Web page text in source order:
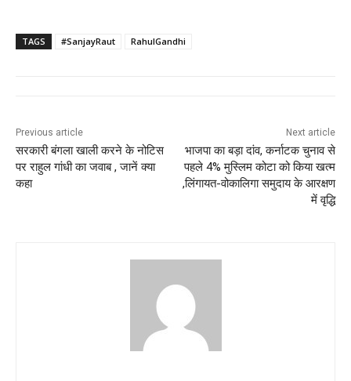
TAGS #SanjayRaut RahulGandhi
Previous article
सरकारी बंगला खाली करने के नोटिस
पर राहुल गांधी का जवाब , जानें क्या
कहा
Next article
भाजपा का बड़ा दांव, कर्नाटक चुनाव से
पहले 4% मुस्लिम कोटा को किया खत्म
,लिंगायत-वोकालिगा समुदाय के आरक्षण
में वृद्धि